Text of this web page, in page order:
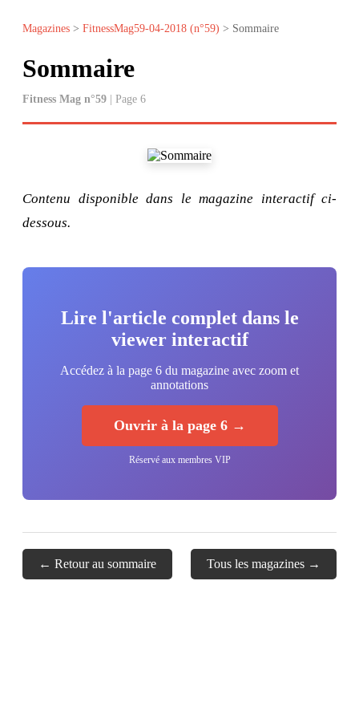
Magazines > FitnessMag59-04-2018 (n°59) > Sommaire
Sommaire
Fitness Mag n°59 | Page 6
Contenu disponible dans le magazine interactif ci-
dessous.
Lire l'article complet dans le
viewer interactif
Accédez à la page 6 du magazine avec zoom et
annotations
Ouvrir à la page 6 →
Réservé aux membres VIP
← Retour au sommaire Tous les magazines →